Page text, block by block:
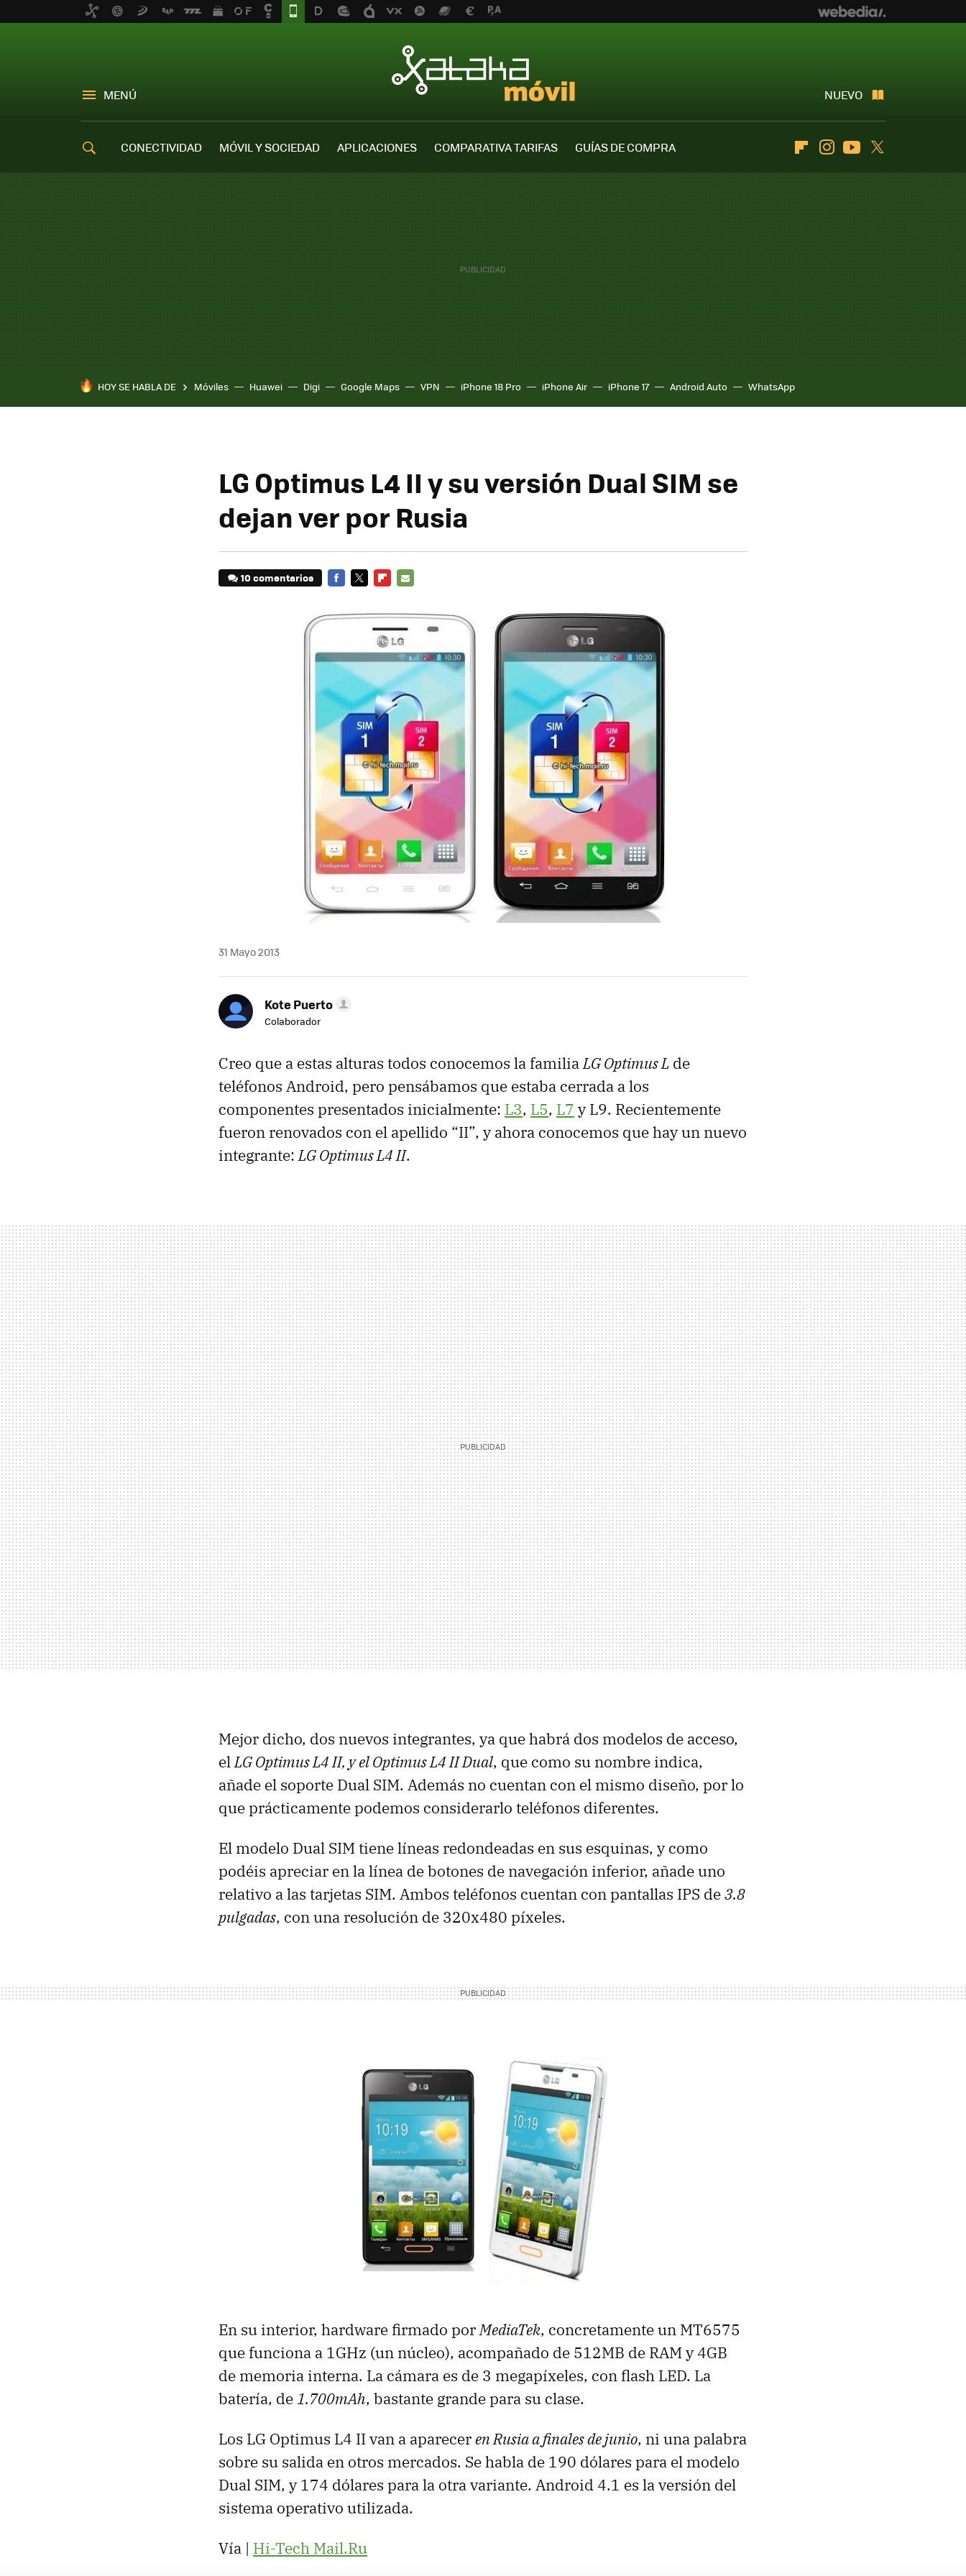
MENÚ NUEVO
CONECTIVIDAD MÓVIL Y SOCIEDAD APLICACIONES COMPARATIVA TARIFAS
GUÍAS DE COMPRA
FlipboardInstagramYoutube
HOY SE HABLA DE Móviles Huawei Digi Google Maps VPN iPhone 18 Pro iPhone Air iPhone 17 Android Auto WhatsApp
LG Optimus L4 II y su versión Dual SIM se
dejan ver por Rusia
10 comentarios
MAIL
31 Mayo 2013
Kote Puerto
Colaborador
Creo que a estas alturas todos conocemos la familiaLG Optimus L de
teléfonos Android, pero pensábamos que estaba cerrada a los
componentes presentados inicialmente: L3, L5, L7 y L9. Recientemente
fueron renovados con el apellido “II”, y ahora conocemos que hay un nuevo
integrante:LG Optimus L4 II.
Mejor dicho, dos nuevos integrantes, ya que habrá dos modelos de acceso,
elLG Optimus L4 II, y el Optimus L4 II Dual, que como su nombre indica,
añade el soporte Dual SIM. Además no cuentan con el mismo diseño, por lo
que prácticamente podemos considerarlo teléfonos diferentes.
El modelo Dual SIM tiene líneas redondeadas en sus esquinas, y como
podéis apreciar en la línea de botones de navegación inferior, añade uno
relativo a las tarjetas SIM. Ambos teléfonos cuentan con pantallas IPS de3.8
pulgadas, con una resolución de 320x480 píxeles.
En su interior, hardware firmado porMediaTek, concretamente un MT6575
que funciona a 1GHz (un núcleo), acompañado de 512MB de RAM y 4GB
de memoria interna. La cámara es de 3 megapíxeles, con flash LED. La
batería, de 1.700mAh, bastante grande para su clase.
Los LG Optimus L4 II van a aparecer en Rusia a finales de junio, ni una palabra
sobre su salida en otros mercados. Se habla de 190 dólares para el modelo
Dual SIM, y 174 dólares para la otra variante. Android 4.1 es la versión del
sistema operativo utilizada.
Vía | Hi-Tech Mail.Ru